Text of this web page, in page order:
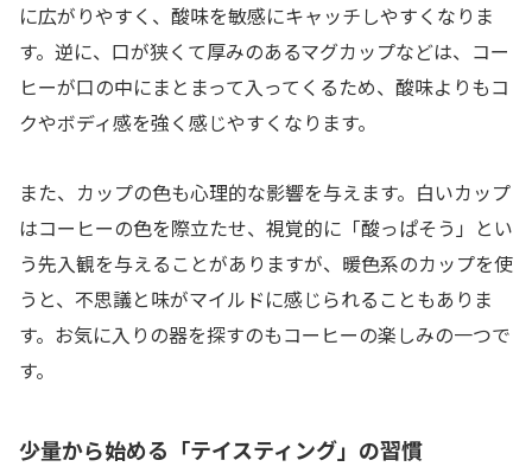
に広がりやすく、酸味を敏感にキャッチしやすくなりま
す。逆に、口が狭くて厚みのあるマグカップなどは、コー
ヒーが口の中にまとまって入ってくるため、酸味よりもコ
クやボディ感を強く感じやすくなります。
また、カップの色も心理的な影響を与えます。白いカップ
はコーヒーの色を際立たせ、視覚的に「酸っぱそう」とい
う先入観を与えることがありますが、暖色系のカップを使
うと、不思議と味がマイルドに感じられることもありま
す。お気に入りの器を探すのもコーヒーの楽しみの一つで
す。
少量から始める「テイスティング」の習慣